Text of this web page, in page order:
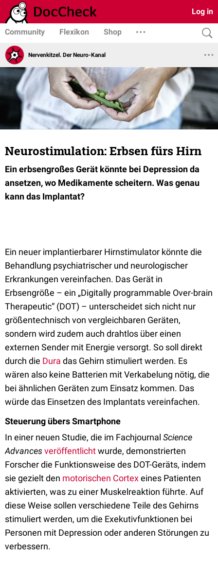
Log in
Community Flexikon Shop
Nervenkitzel. Der Neuro-Kanal
Neurostimulation: Erbsen fürs Hirn
Ein erbsengroßes Gerät könnte bei Depression da
ansetzen, wo Medikamente scheitern. Was genau
kann das Implantat?
Ein neuer implantierbarer Hirnstimulator könnte die
Behandlung psychiatrischer und neurologischer
Erkrankungen vereinfachen. Das Gerät in
Erbsengröße – ein „Digitally programmable Over-brain
Therapeutic“ (DOT) – unterscheidet sich nicht nur
größentechnisch von vergleichbaren Geräten,
sondern wird zudem auch drahtlos über einen
externen Sender mit Energie versorgt. So soll direkt
durch die Dura das Gehirn stimuliert werden. Es
wären also keine Batterien mit Verkabelung nötig, die
bei ähnlichen Geräten zum Einsatz kommen. Das
würde das Einsetzen des Implantats vereinfachen.
Steuerung übers Smartphone
In einer neuen Studie, die im Fachjournal Science
Advancesveröffentlichtwurde, demonstrierten
Forscher die Funktionsweise des DOT-Geräts, indem
sie gezielt den motorischen Cortexeines Patienten
aktivierten, was zu einer Muskelreaktion führte. Auf
diese Weise sollen verschiedene Teile des Gehirns
stimuliert werden, um die Exekutivfunktionen bei
Personen mit Depression oder anderen Störungen zu
verbessern.